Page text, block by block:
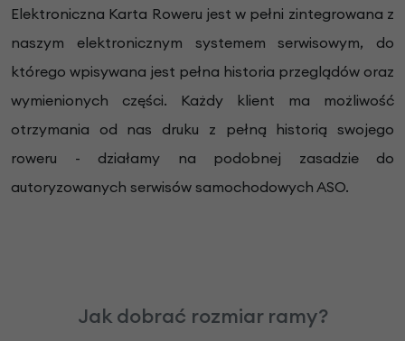
Elektroniczna Karta Roweru jest w pełni zintegrowana z
naszym elektronicznym systemem serwisowym, do
którego wpisywana jest pełna historia przeglądów oraz
wymienionych części. Każdy klient ma możliwość
otrzymania od nas druku z pełną historią swojego
roweru - działamy na podobnej zasadzie do
autoryzowanych serwisów samochodowych ASO.
Jak dobrać rozmiar ramy?